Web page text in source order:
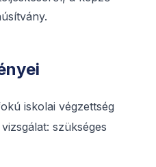
iskolai végzettség
szükséges